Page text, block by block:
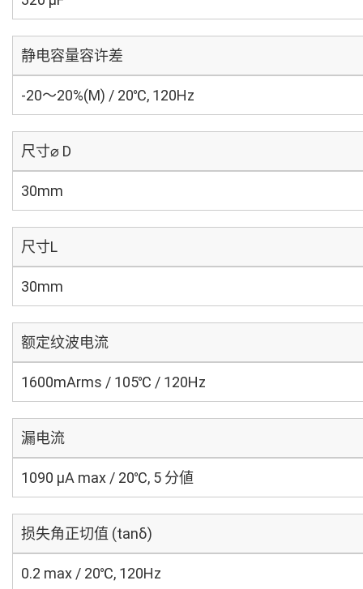
静电容量容许差
-20～20%(M) / 20℃, 120Hz
尺寸⌀ D
30mm
尺寸L
30mm
额定纹波电流
1600mArms / 105℃ / 120Hz
漏电流
1090 μA max / 20℃, 5 分値
损失角正切值 (tanδ)
0.2 max / 20℃, 120Hz